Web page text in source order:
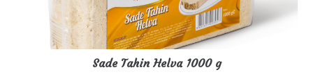
Sade Tahin Helva 1000 g